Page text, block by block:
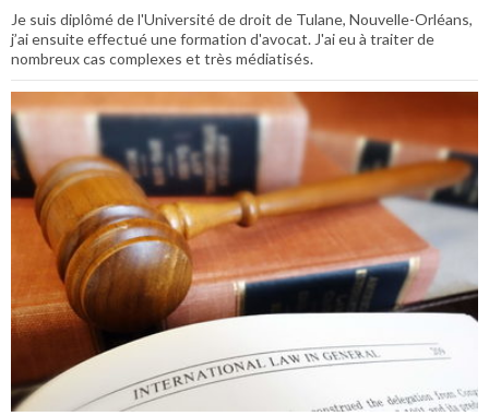
Je suis diplômé de l'Université de droit de Tulane, Nouvelle-Orléans,
j’ai ensuite effectué une formation d'avocat. J'ai eu à traiter de
nombreux cas complexes et très médiatisés.